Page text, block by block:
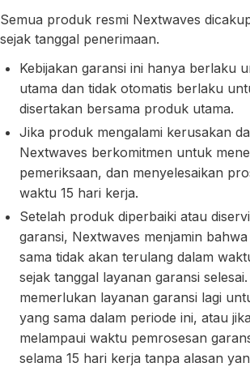
Semua produk resmi Nextwaves
sejak tanggal penerimaan.
Kebijakan garansi ini hanya berlaku
utama dan tidak otomatis berlaku
disertakan bersama produk utama.
Jika produk mengalami kerusakan
Nextwaves berkomitmen untuk
pemeriksaan, dan menyelesaikan
waktu 15 hari kerja.
Setelah produk diperbaiki atau
garansi, Nextwaves menjamin
sama tidak akan terulang dalam
sejak tanggal layanan garansi
memerlukan layanan garansi lagi
yang sama dalam periode ini, atau
melampaui waktu pemrosesan
selama 15 hari kerja tanpa alasan